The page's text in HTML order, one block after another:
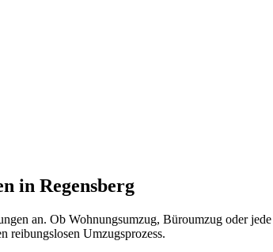
in Regensberg
an. Ob Wohnungsumzug, Büroumzug oder
reibungslosen Umzugsprozess.